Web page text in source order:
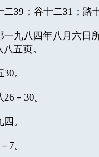
39；谷十二31；路
九八四年八月六日
五页。
。
－30。
。
7。